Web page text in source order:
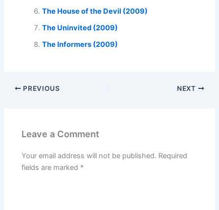
The House of the Devil (2009)
The Uninvited (2009)
The Informers (2009)
PREVIOUS NEXT
Leave a Comment
Your email address will not be published. Required
fields are marked *